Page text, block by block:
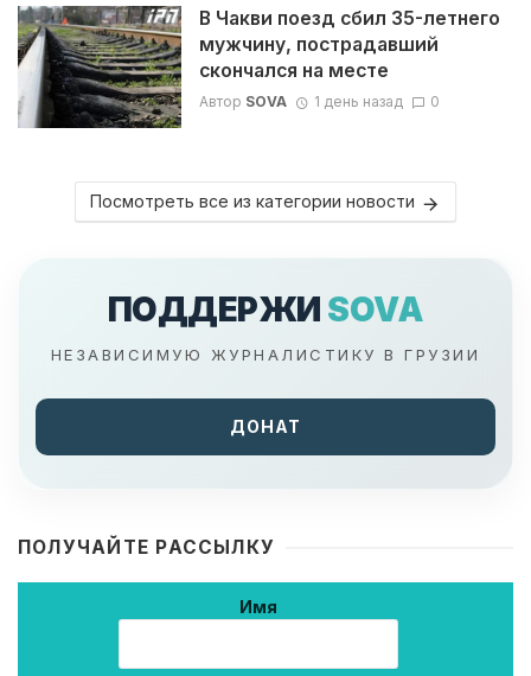
В Чакви поезд сбил 35-летнего
мужчину, пострадавший
скончался на месте
Автор SOVA 1 день назад 0
Посмотреть все из категории новости
ПОДДЕРЖИ SOVA
НЕЗАВИСИМУЮ ЖУРНАЛИСТИКУ В ГРУЗИИ
ДОНАТ
ПОЛУЧАЙТЕ РАССЫЛКУ
Имя